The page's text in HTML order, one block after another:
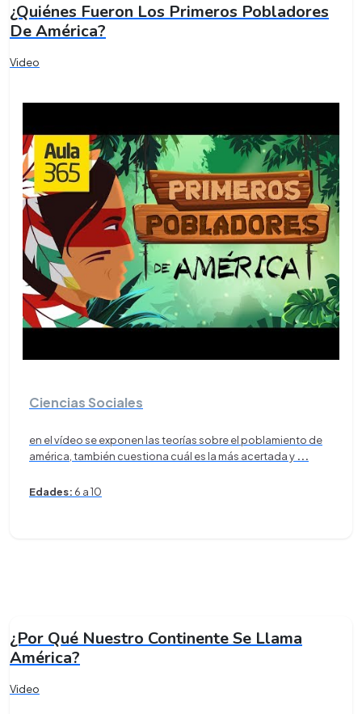
¿Quiénes Fueron Los Primeros Pobladores
De América?
Video
Ciencias Sociales
en el vídeo se exponen las teorías sobre el poblamiento de
américa, también cuestiona cuál es la más acertada y ...
Edades: 6 a 10
¿Por Qué Nuestro Continente Se Llama
América?
Video